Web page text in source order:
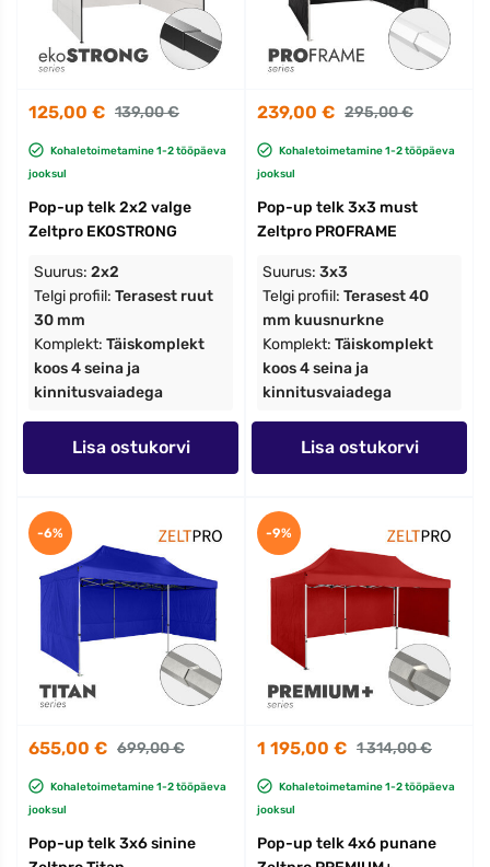
125,00 € 139,00 €
Kohaletoimetamine 1-2 tööpäeva
jooksul
Pop-up telk 2x2 valge
Zeltpro EKOSTRONG
Suurus: 2x2
Telgi profiil: Terasest ruut
30 mm
Komplekt: Täiskomplekt
koos 4 seina ja
kinnitusvaiadega
Lisa ostukorvi
239,00 € 295,00 €
Kohaletoimetamine 1-2 tööpäeva
jooksul
Pop-up telk 3x3 must
Zeltpro PROFRAME
Suurus: 3x3
Telgi profiil: Terasest 40
mm kuusnurkne
Komplekt: Täiskomplekt
koos 4 seina ja
kinnitusvaiadega
Lisa ostukorvi
655,00 € 699,00 €
Kohaletoimetamine 1-2 tööpäeva
jooksul
Pop-up telk 3x6 sinine
-6%
1 195,00 € 1 314,00 €
Kohaletoimetamine 1-2 tööpäeva
jooksul
Pop-up telk 4x6 punane
-9%